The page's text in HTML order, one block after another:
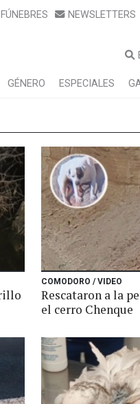
FÚNEBRES NEWSLETTERS
GÉNERO ESPECIALES
COMODORO / VIDEO
Rescataron a la
el cerro Chenque